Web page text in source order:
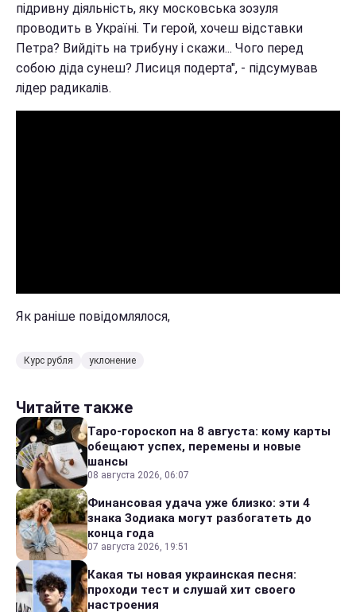
підривну діяльність, яку московська зозуля
проводить в Україні. Ти герой, хочеш відставки
Петра? Вийдіть на трибуну і скажи... Чого перед
собою діда сунеш? Лисиця подерта", - підсумував
лідер радикалів.
Як раніше повідомлялося,
Курс рубля уклонение
Читайте также
Таро-гороскоп на 8 августа: кому карты
обещают успех, перемены и новые
шансы
08 августа 2026, 06:07
Финансовая удача уже близко: эти 4
знака Зодиака могут разбогатеть до
конца года
07 августа 2026, 19:51
Какая ты новая украинская песня:
проходи тест и слушай хит своего
настроения